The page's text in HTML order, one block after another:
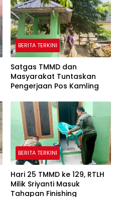
BERITA TERKINI
Satgas TMMD dan
Masyarakat Tuntaskan
Pengerjaan Pos Kamling
BERITA TERKINI
Hari 25 TMMD ke 129, RTLH
Milik Sriyanti Masuk
Tahapan Finishing